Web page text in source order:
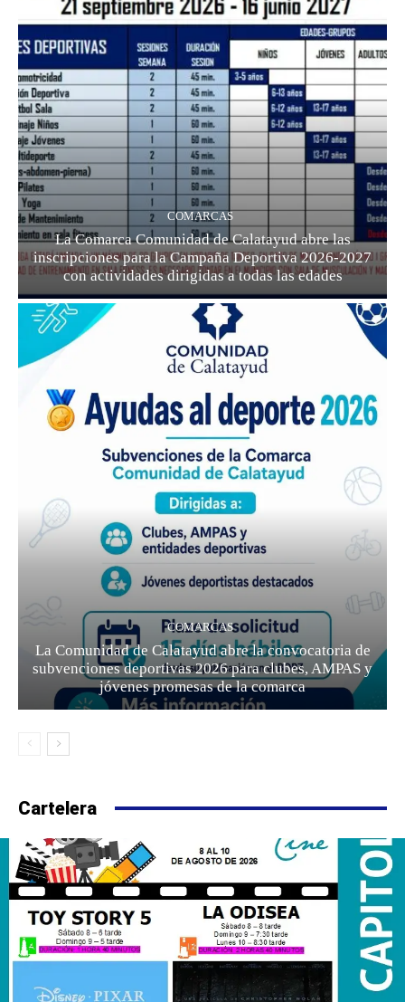
COMARCAS
La Comarca Comunidad de Calatayud abre las
inscripciones para la Campaña Deportiva 2026-2027
con actividades dirigidas a todas las edades
COMARCAS
La Comunidad de Calatayud abre la convocatoria de
subvenciones deportivas 2026 para clubes, AMPAS y
jóvenes promesas de la comarca
Cartelera